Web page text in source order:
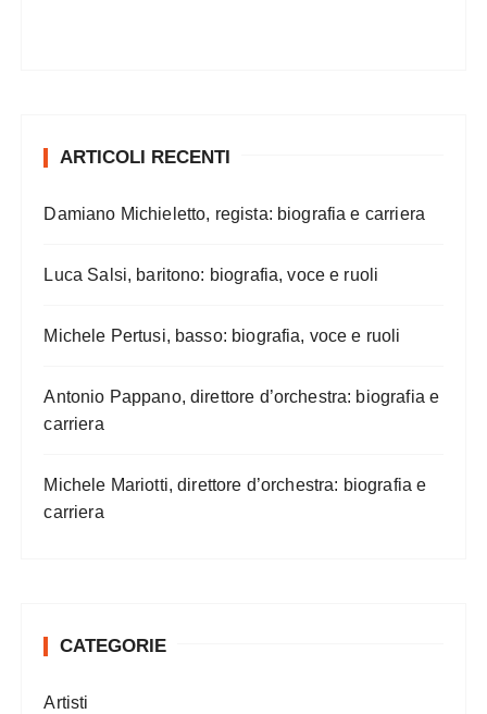
ARTICOLI RECENTI
Damiano Michieletto, regista: biografia e carriera
Luca Salsi, baritono: biografia, voce e ruoli
Michele Pertusi, basso: biografia, voce e ruoli
Antonio Pappano, direttore d’orchestra: biografia e
carriera
Michele Mariotti, direttore d’orchestra: biografia e
carriera
CATEGORIE
Artisti